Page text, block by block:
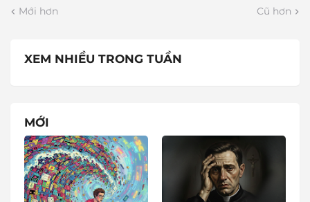
Mới hơn Cũ hơn
XEM NHIỀU TRONG TUẦN
MỚI